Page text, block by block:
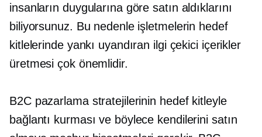
insanların duygularına göre satın aldıklarını
biliyorsunuz. Bu nedenle işletmelerin hedef
kitlelerinde yankı uyandıran ilgi çekici içerikler
üretmesi çok önemlidir.
B2C pazarlama stratejilerinin hedef kitleyle
bağlantı kurması ve böylece kendilerini satın